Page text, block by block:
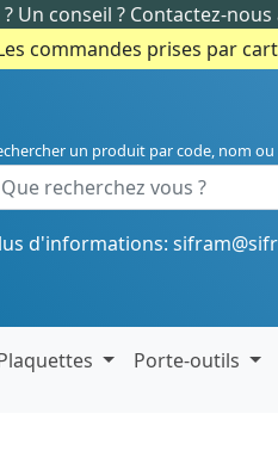
Un conseil ?Contactez-nous
commandes prises par
un produit par code, nom
d'informations:
Porte-outils